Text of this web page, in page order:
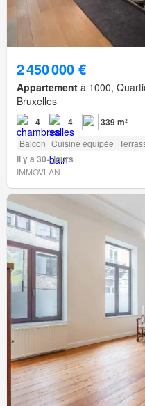
2 450 000 €
Appartement à 1000,
Bruxelles
4 4 339 m²
Balcon Cuisine équipée
Il y a 30+ jours
IMMOVLAN